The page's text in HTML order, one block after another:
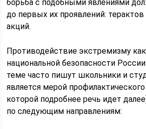
борьба с подобными явлениями
до первых их проявлений:
акций.
Противодействие экстремизму как
национальной безопасности
теме часто пишут школьники и
является мерой
которой подробнее речь идет
по следующим направлениям: